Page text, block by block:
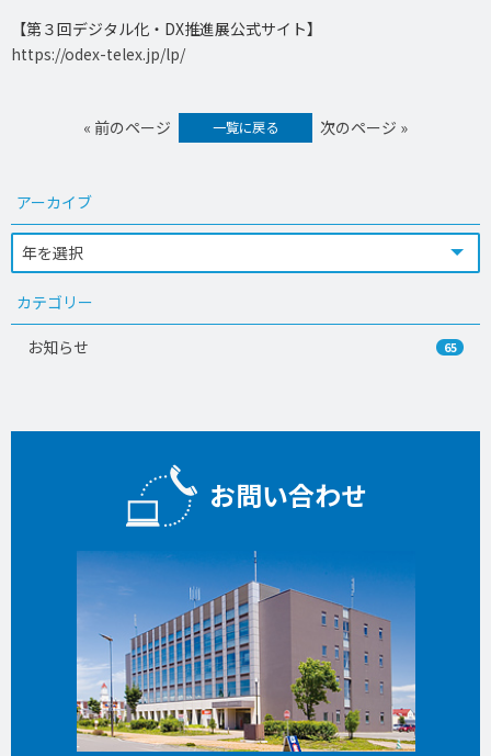
【第３回デジタル化・DX推進展公式サイト】
https://odex-telex.jp/lp/
« 前のページ 一覧に戻る 次のページ »
アーカイブ
カテゴリー
お知らせ 65
お問い合わせ